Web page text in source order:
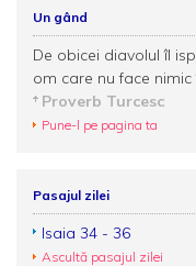
Un gând
De obicei diavolul îl
om care nu face
Proverb Turcesc
Pune-l pe pagina ta
Pasajul zilei
Isaia 34 - 36
Ascultă pasajul zilei